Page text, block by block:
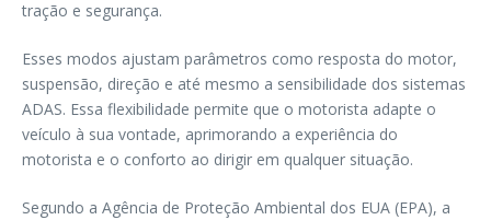
tração e segurança.
Esses modos ajustam parâmetros como resposta do motor,
suspensão, direção e até mesmo a sensibilidade dos sistemas
ADAS. Essa flexibilidade permite que o motorista adapte o
veículo à sua vontade, aprimorando a experiência do
motorista e o conforto ao dirigir em qualquer situação.
Segundo a Agência de Proteção Ambiental dos EUA (EPA), a